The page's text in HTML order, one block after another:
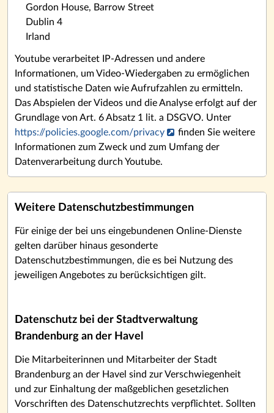
Gordon House, Barrow Street
Dublin 4
Irland
Youtube verarbeitet IP-Adressen und andere
Informationen, um Video-Wiedergaben zu ermöglichen
und statistische Daten wie Aufrufzahlen zu ermitteln.
Das Abspielen der Videos und die Analyse erfolgt auf der
Grundlage von Art. 6 Absatz 1 lit. a DSGVO. Unter
https://policies.google.com/privacy
finden Sie weitere
Informationen zum Zweck und zum Umfang der
Datenverarbeitung durch Youtube.
Weitere Datenschutzbestimmungen
Für einige der bei uns eingebundenen Online-Dienste
gelten darüber hinaus gesonderte
Datenschutzbestimmungen, die es bei Nutzung des
jeweiligen Angebotes zu berücksichtigen gilt.
Datenschutz bei der Stadtverwaltung
Brandenburg an der Havel
Die Mitarbeiterinnen und Mitarbeiter der Stadt
Brandenburg an der Havel sind zur Verschwiegenheit
und zur Einhaltung der maßgeblichen gesetzlichen
Vorschriften des Datenschutzrechts verpflichtet. Sollten